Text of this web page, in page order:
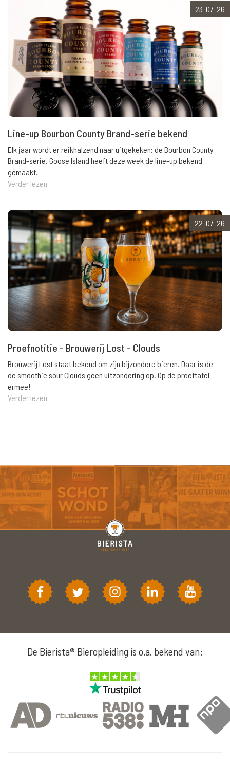
23-07-26
Line-up Bourbon County Brand-serie bekend
Elk jaar wordt er reikhalzend naar uitgekeken: de Bourbon County
Brand-serie. Goose Island heeft deze week de line-up bekend
gemaakt.
Verder lezen
22-07-26
Proefnotitie - Brouwerij Lost - Clouds
Brouwerij Lost staat bekend om zijn bijzondere bieren. Daar is de
de smoothie sour Clouds geen uitzondering op. Op de proeftafel
ermee!
Verder lezen
De Bierista® Bieropleiding is o.a. bekend van: